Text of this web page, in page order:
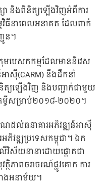
និងពិនិត្យឡើងវិញអំពីការ
វិធីនាពេលអនាគត ដែលពាក់
ន។
មបេសកកម្មដែលមាននិវេស
អាស៊ី(CARM) នឹងដឹកនាំ
និត្យឡើងវិញ និងបញ្ជាក់ជាមួយ
ម្ចីសម្រាប់២០១៨-២០២០។
ណដល់ធនាគារអភិវឌ្ឍន៍អាស៊ី
ភិវឌ្ឍប្រទេសកម្ពុជា។ ឯក
លើវិស័យនានាដោយផ្តោតជា
ថិភាពចរាចរណ៍ផ្លូវគោក ការ
ោងអនាម័យ។